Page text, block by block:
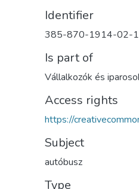
Identifier
385-870-1914-02-
Is part of
Vállalkozók és
Access rights
https://
Subject
autóbusz
Type